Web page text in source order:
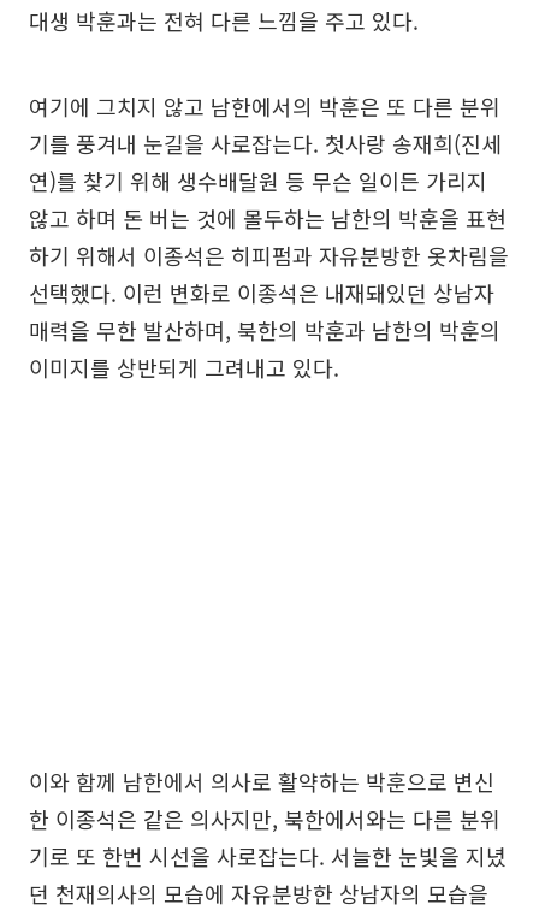
대생 박훈과는 전혀 다른 느낌을 주고 있다.
여기에 그치지 않고 남한에서의 박훈은 또 다른 분위
기를 풍겨내 눈길을 사로잡는다. 첫사랑 송재희(진세
연)를 찾기 위해 생수배달원 등 무슨 일이든 가리지
않고 하며 돈 버는 것에 몰두하는 남한의 박훈을 표현
하기 위해서 이종석은 히피펌과 자유분방한 옷차림을
선택했다. 이런 변화로 이종석은 내재돼있던 상남자
매력을 무한 발산하며, 북한의 박훈과 남한의 박훈의
이미지를 상반되게 그려내고 있다.
이와 함께 남한에서 의사로 활약하는 박훈으로 변신
한 이종석은 같은 의사지만, 북한에서와는 다른 분위
기로 또 한번 시선을 사로잡는다. 서늘한 눈빛을 지녔
던 천재의사의 모습에 자유분방한 상남자의 모습을